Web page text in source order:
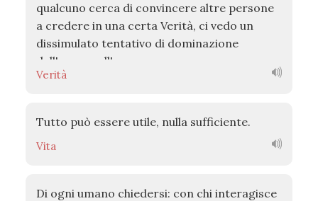
qualcuno cerca di convincere altre persone
a credere in una certa Verità, ci vedo un
dissimulato tentativo di dominazione
dell'uomo sull'uomo.
Verità
Tutto può essere utile, nulla sufficiente.
Vita
Di ogni umano chiedersi: con chi interagisce